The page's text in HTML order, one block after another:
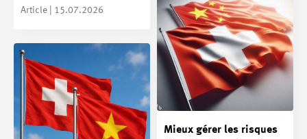
Article | 15.07.2026
Mieux gérer les risques